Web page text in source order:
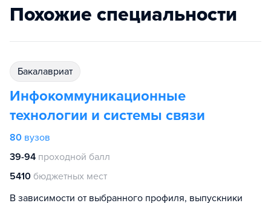
Похожие специальности
бакалавриат
Инфокоммуникационные
технологии и системы связи
80 вузов
39-94 проходной балл
5410 бюджетных мест
В зависимости от выбранного профиля, выпускники